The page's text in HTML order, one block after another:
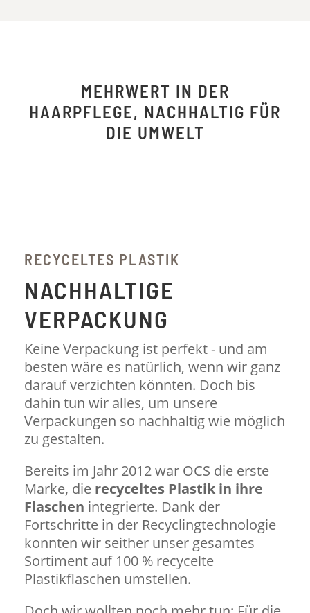
MEHRWERT IN DER
HAARPFLEGE, NACHHALTIG FÜR
DIE UMWELT
RECYCELTES PLASTIK
NACHHALTIGE
VERPACKUNG
Keine Verpackung ist perfekt - und am
besten wäre es natürlich, wenn wir ganz
darauf verzichten könnten. Doch bis
dahin tun wir alles, um unsere
Verpackungen so nachhaltig wie möglich
zu gestalten.
Bereits im Jahr 2012 war OCS die erste
Marke, die recyceltes Plastik in ihre
Flaschen integrierte. Dank der
Fortschritte in der Recyclingtechnologie
konnten wir seither unser gesamtes
Sortiment auf 100 % recycelte
Plastikflaschen umstellen.